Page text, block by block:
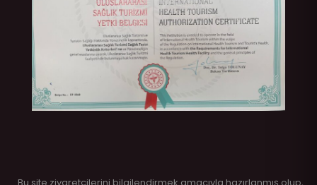
Bu site ziyaretçilerini bilgilendirmek amacıyla hazırlanmış olup,